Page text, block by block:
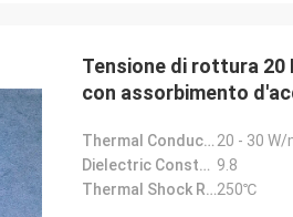
Tensione di rottura 20
con assorbimento
Thermal Conductivity: 20 - 30 W/
Dielectric Constant: 9.8
Thermal Shock Resistance:250℃